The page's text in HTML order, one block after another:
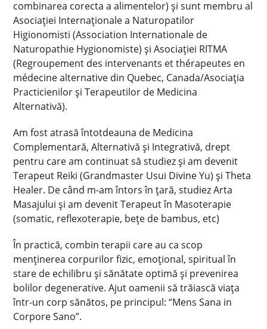
combinarea corecta a alimentelor) și sunt membru al
Asociației Internaționale a Naturopatilor
Higionomisti (Association Internationale de
Naturopathie Hygionomiste) și Asociației RITMA
(Regroupement des intervenants et thérapeutes en
médecine alternative din Quebec, Canada/Asociația
Practicienilor și Terapeutilor de Medicina
Alternativă).
Am fost atrasă întotdeauna de Medicina
Complementară, Alternativă și Integrativă, drept
pentru care am continuat să studiez și am devenit
Terapeut Reiki (Grandmaster Usui Divine Yu) și Theta
Healer. De când m-am întors în țară, studiez Arta
Masajului și am devenit Terapeut în Masoterapie
(somatic, reflexoterapie, bețe de bambus, etc)
În practică, combin terapii care au ca scop
menținerea corpurilor fizic, emoțional, spiritual în
stare de echilibru și sănătate optimă și prevenirea
bolilor degenerative. Ajut oamenii să trăiască viața
într-un corp sănătos, pe principul: “Mens Sana in
Corpore Sano”.